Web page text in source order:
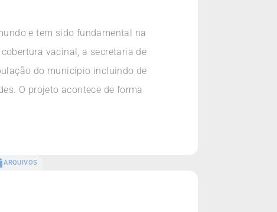
e tem sido fundamental na
vacinal, a secretaria de
do município incluindo de
O projeto acontece de forma
ARQUIVOS